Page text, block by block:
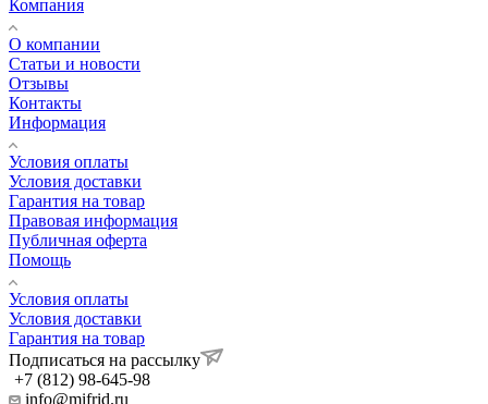
Компания
О компании
Статьи и новости
Отзывы
Контакты
Информация
Условия оплаты
Условия доставки
Гарантия на товар
Правовая информация
Публичная оферта
Помощь
Условия оплаты
Условия доставки
Гарантия на товар
Подписаться на рассылку
+7 (812) 98-645-98
info@mifrid.ru